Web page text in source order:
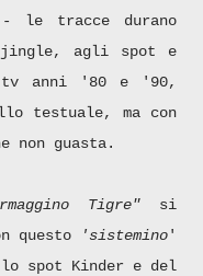
le tracce durano
jingle, agli spot e
anni '80 e '90,
testuale, ma con
non guasta.
Tigre"si
questo
'sistemino'
spot Kinder e del